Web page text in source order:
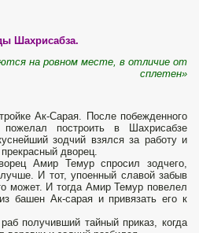
Шахрисабза.
на ровном месте, в отличие от
сплетен»
Ак-Сарая. После побежденного
построить в Шахрисабзе
зодчий взялся за работу и
дворец.
Амир Темур спросил зодчего,
И тот, упоенный славой забыв
может. И тогда Амир Темур повелел
башен Ак-сарая и привязать его к
получивший тайный приказ, когда